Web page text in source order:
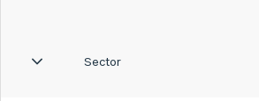
Sector